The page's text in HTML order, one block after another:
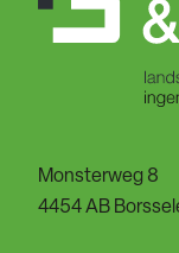
Monsterweg 8
4454 AB